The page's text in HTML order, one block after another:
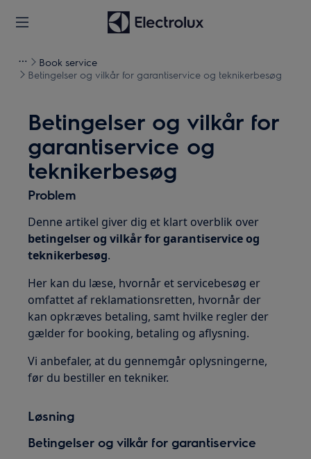
Book service
Betingelser og vilkår for garantiservice og teknikerbesøg
Betingelser og vilkår for
garantiservice og
teknikerbesøg
Problem
Denne artikel giver dig et klart overblik over
betingelser og vilkår for garantiservice og
teknikerbesøg.
Her kan du læse, hvornår et servicebesøg er
omfattet af reklamationsretten, hvornår der
kan opkræves betaling, samt hvilke regler der
gælder for booking, betaling og aflysning.
Vi anbefaler, at du gennemgår oplysningerne,
før du bestiller en tekniker.
Løsning
Betingelser og vilkår for garantiservice